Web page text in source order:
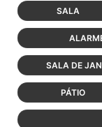
SALA
SALA DE
PÁTIO